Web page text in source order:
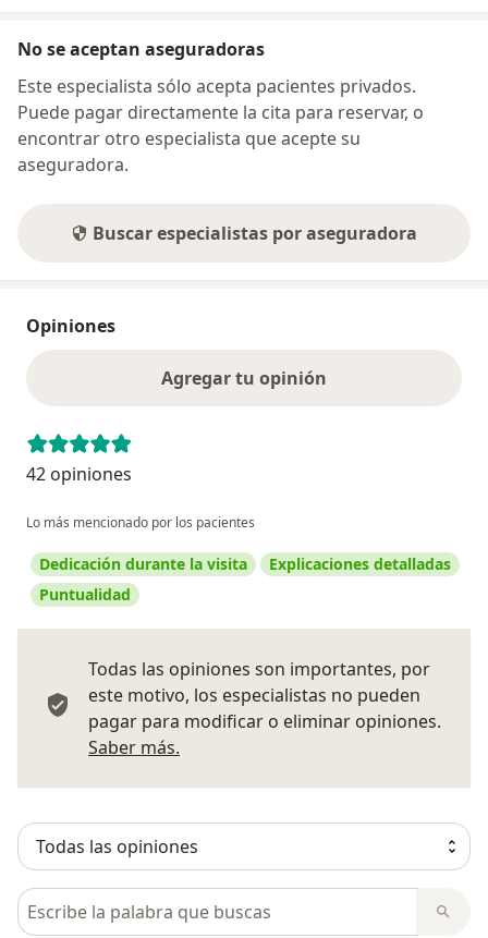
No se aceptan aseguradoras
Este especialista sólo acepta pacientes privados.
Puede pagar directamente la cita para reservar, o
encontrar otro especialista que acepte su
aseguradora.
Buscar especialistas por aseguradora
Opiniones
Agregar tu opinión
42 opiniones
Lo más mencionado por los pacientes
Dedicación durante la visita
Explicaciones detalladas
Puntualidad
Todas las opiniones son importantes, por
este motivo, los especialistas no pueden
pagar para modificar o eliminar opiniones.
Saber más.
Busca en opiniones